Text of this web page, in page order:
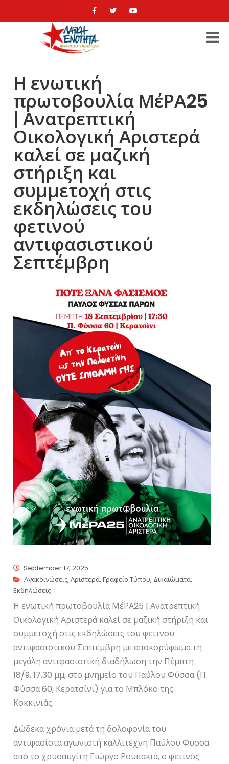
Η ενωτική
πρωτοβουλία ΜέΡΑ25
| Ανατρεπτική
Οικολογική Αριστερά
καλεί σε μαζική
στήριξη και
συμμετοχή στις
εκδηλώσεις του
φετινού
αντιφασιστικού
Σεπτέμβρη
September 17, 2025
Ανακοινώσεις,Αριστερά,Γραφείο Τύπου, Δικαιώματα,
Εκδηλώσεις
Η ενωτική πρωτοβουλία ΜέΡΑ25 | Ανατρεπτική
Οικολογική Αριστερά καλεί σε μαζική στήριξη και
συμμετοχή στις εκδηλώσεις του φετινού
αντιφασιστικού Σεπτέμβρη με αποκορύφωμα τη
μεγάλη αντιφασιστική διαδήλωση την Πέμπτη
18/9, 17.30 μμ, στο μνημείο του Παύλου Φύσσα (Π.
Φύσσα 60, Κερατσίνι) για το Μπλόκο της
Κοκκινιάς.
Δώδεκα χρόνια μετά τη δολοφονία του
αντιφασίστα αγωνιστή καλλιτέχνη Παύλου Φύσσα
από το χρυσαυγίτη Γιώργο Ρουπακιά, ο φετινός